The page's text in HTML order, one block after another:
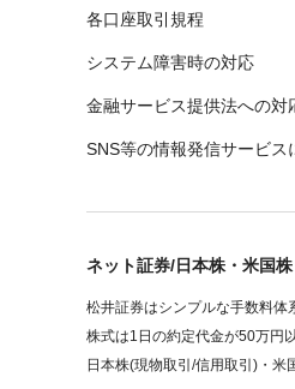
各口座取引規程
システム障害時の対応
金融サービス提供法への対
SNS等の情報発信サービス
ネット証券/日本株・米国
松井証券はシンプルな手数料体
株式は1日の約定代金が50万円
日本株(現物取引/信用取引)・米